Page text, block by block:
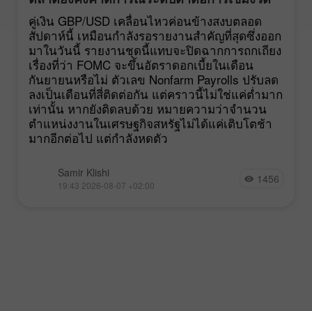
นโยบายของ FOMC
คู่เงิน GBP/USD เคลื่อนไหวค่อนข้างสงบตลอด
สัปดาห์นี้ เหมือนกำลังรอรายงานสำคัญที่สุดซึ่งออก
มาในวันนี้ รายงานชุดนี้แทบจะปิดฉากการถกเถียง
เรื่องที่ว่า FOMC จะขึ้นอัตราดอกเบี้ยในเดือน
กันยายนหรือไม่ ตัวเลข Nonfarm Payrolls ปรับลด
ลงเป็นเดือนที่สี่ติดต่อกัน แต่คราวนี้ไม่ใช่แค่ต่ำมาก
เท่านั้น หากยังติดลบด้วย หมายความว่าจำนวน
ตำแหน่งงานในเศรษฐกิจสหรัฐไม่ได้แค่เติบโตช้า
มากอีกต่อไป แต่กำลังหดตัว
Samir Klishi
19:43 2026-08-07 +02:00 1456